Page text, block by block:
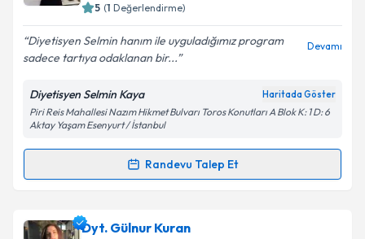
Kişisel verilerimin işlenmesine ilişkin
Aydınlatma
Metni'ni okudum ve kişisel verilerimin belirtilen
kapsamda işlenmesini kabul ediyorum.
Takvim Talebini Gönder
5 (1 Değerlendirme)
Diyetisyen Selmin hanım ile uyguladığımız program
sadece tartıya odaklanan bir...
Devamı
Diyetisyen Selmin Kaya Haritada Göster
Piri Reis Mahallesi Nazım Hikmet Bulvarı Toros Konutları A Blok K: 1 D: 6
Aktay Yaşam Esenyurt / İstanbul
Randevu Talep Et
Randevu Takvimi Talebi
Dyt. Selmin Kayaiçin randevu takvimi talebi
Dyt. Gülnur Kuran